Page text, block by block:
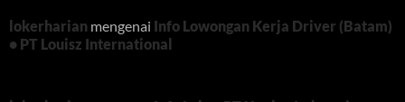
lokerharian mengenai Info Lowongan Kerja Driver (Batam)
• PT Louisz International